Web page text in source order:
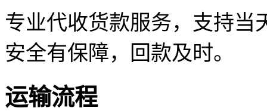
专业代收货款服务，支持当
安全有保障，回款及时。
运输流程